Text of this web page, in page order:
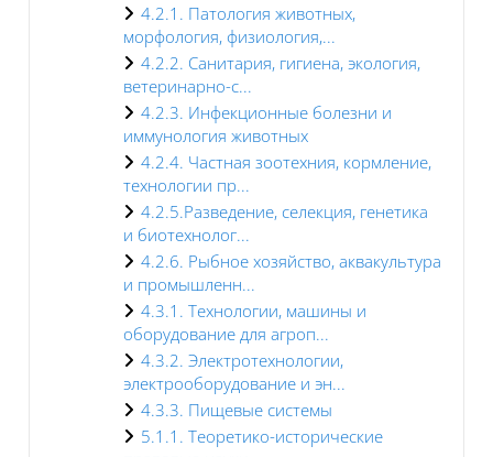
4.2.1. Патология животных,
морфология, физиология,...
4.2.2. Санитария, гигиена, экология,
ветеринарно-с...
4.2.3. Инфекционные болезни и
иммунология животных
4.2.4. Частная зоотехния, кормление,
технологии пр...
4.2.5.Разведение, селекция, генетика
и биотехнолог...
4.2.6. Рыбное хозяйство, аквакультура
и промышленн...
4.3.1. Технологии, машины и
оборудование для агроп...
4.3.2. Электротехнологии,
электрооборудование и эн...
4.3.3. Пищевые системы
5.1.1. Теоретико-исторические